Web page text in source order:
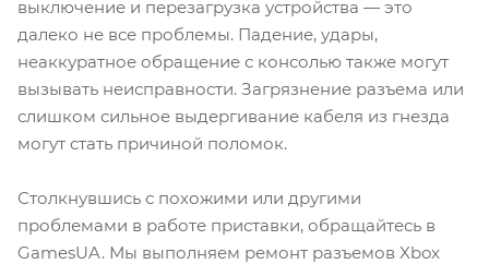
выключение и перезагрузка устройства — это
далеко не все проблемы. Падение, удары,
неаккуратное обращение с консолью также могут
вызывать неисправности. Загрязнение разъема или
слишком сильное выдергивание кабеля из гнезда
могут стать причиной поломок.
Столкнувшись с похожими или другими
проблемами в работе приставки, обращайтесь в
GamesUA. Мы выполняем ремонт разъемов Xbox